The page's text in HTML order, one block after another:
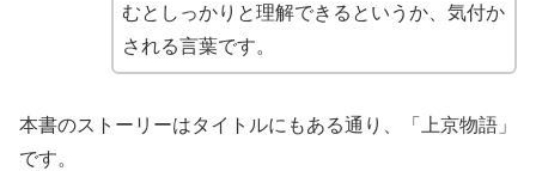
むとしっかりと理解できるというか、気付か
される言葉です。
本書のストーリーはタイトルにもある通り、「上京物語」
です。